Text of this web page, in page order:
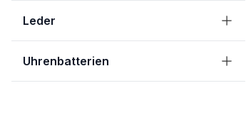
Leder
Uhrenbatterien